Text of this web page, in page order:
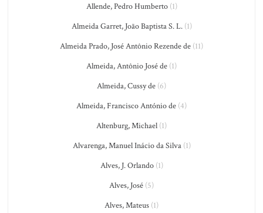
Allende, Pedro Humberto(1)
Almeida Garret, João Baptista S. L.(1)
Almeida Prado, José Antônio Rezende de (11)
Almeida, Antônio José de (1)
Almeida, Cussy de (6)
Almeida, Francisco António de (4)
Altenburg, Michael (1)
Alvarenga, Manuel Inácio da Silva(1)
Alves, J. Orlando(1)
Alves, José (5)
Alves, Mateus (1)